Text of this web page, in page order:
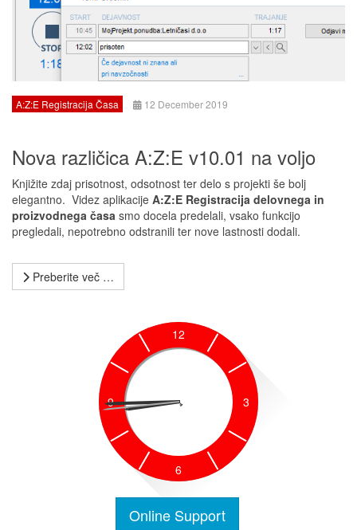
A:Z:E Registracija Časa 12 December 2019
Nova različica A:Z:E v10.01 na voljo
Knjižite zdaj prisotnost, odsotnost ter delo s projekti še bolj
elegantno. Videz aplikacije A:Z:E Registracija delovnega in
proizvodnega časa smo docela predelali, vsako funkcijo
pregledali, nepotrebno odstranili ter nove lastnosti dodali.
Preberite več …
12
3
6
9